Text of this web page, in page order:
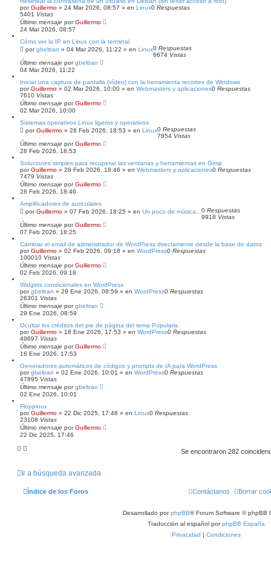
porGuillermo » 24 Mar 2026, 08:57 » en Linux0 Respuestas
5401 Vistas
Último mensaje porGuillermo
24 Mar 2026, 08:57
Cómo ver la IP en Linux con la terminal
porgbeltran » 04 Mar 2026, 11:22 » en Linux0 Respuestas
6674 Vistas
Último mensaje porgbeltran
04 Mar 2026, 11:22
Iniciar una captura de pantalla (vídeo) con la herramienta recortes de Windows
porGuillermo » 02 Mar 2026, 10:00 » en Webmasters y aplicaciones0 Respuestas
7610 Vistas
Último mensaje porGuillermo
02 Mar 2026, 10:00
Sistemas operativos Linux ligeros y operativos
porGuillermo » 28 Feb 2026, 18:53 » en Linux0 Respuestas
7854 Vistas
Último mensaje porGuillermo
28 Feb 2026, 18:53
Soluciones simples para recuperar las ventanas y herramientas en Gimp
porGuillermo » 28 Feb 2026, 18:46 » en Webmasters y aplicaciones0 Respuestas
7479 Vistas
Último mensaje porGuillermo
28 Feb 2026, 18:46
Amplificadores de auriculares
porGuillermo » 07 Feb 2026, 18:25 » en Un poco de música... 0 Respuestas
9918 Vistas
Último mensaje porGuillermo
07 Feb 2026, 18:25
Cambiar el email de administrador de WordPress directamente desde la base de datos
porGuillermo » 02 Feb 2026, 09:18 » en WordPress0 Respuestas
100010 Vistas
Último mensaje porGuillermo
02 Feb 2026, 09:18
Widgets condicionales en WordPress
porgbeltran » 29 Ene 2026, 08:59 » en WordPress0 Respuestas
26301 Vistas
Último mensaje porgbeltran
29 Ene 2026, 08:59
Ocultar los créditos del pie de página del tema Popularis
porGuillermo » 16 Ene 2026, 17:53 » en WordPress0 Respuestas
49697 Vistas
Último mensaje porGuillermo
16 Ene 2026, 17:53
Generadores automáticos de códigos y prompts de IA para WordPress
porgbeltran » 02 Ene 2026, 10:01 » en WordPress0 Respuestas
47895 Vistas
Último mensaje porgbeltran
02 Ene 2026, 10:01
Floppinux
porGuillermo » 22 Dic 2025, 17:46 » en Linux0 Respuestas
23108 Vistas
Último mensaje porGuillermo
22 Dic 2025, 17:46
Se encontraron 282
Ir a búsqueda avanzada
Índice de los Foros Borrar
Contáctanos
Desarrollado porphpBB® Forum Software © phpBB
Traducción al español porphpBB España
Privacidad | Condiciones